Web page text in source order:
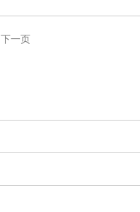
下一页